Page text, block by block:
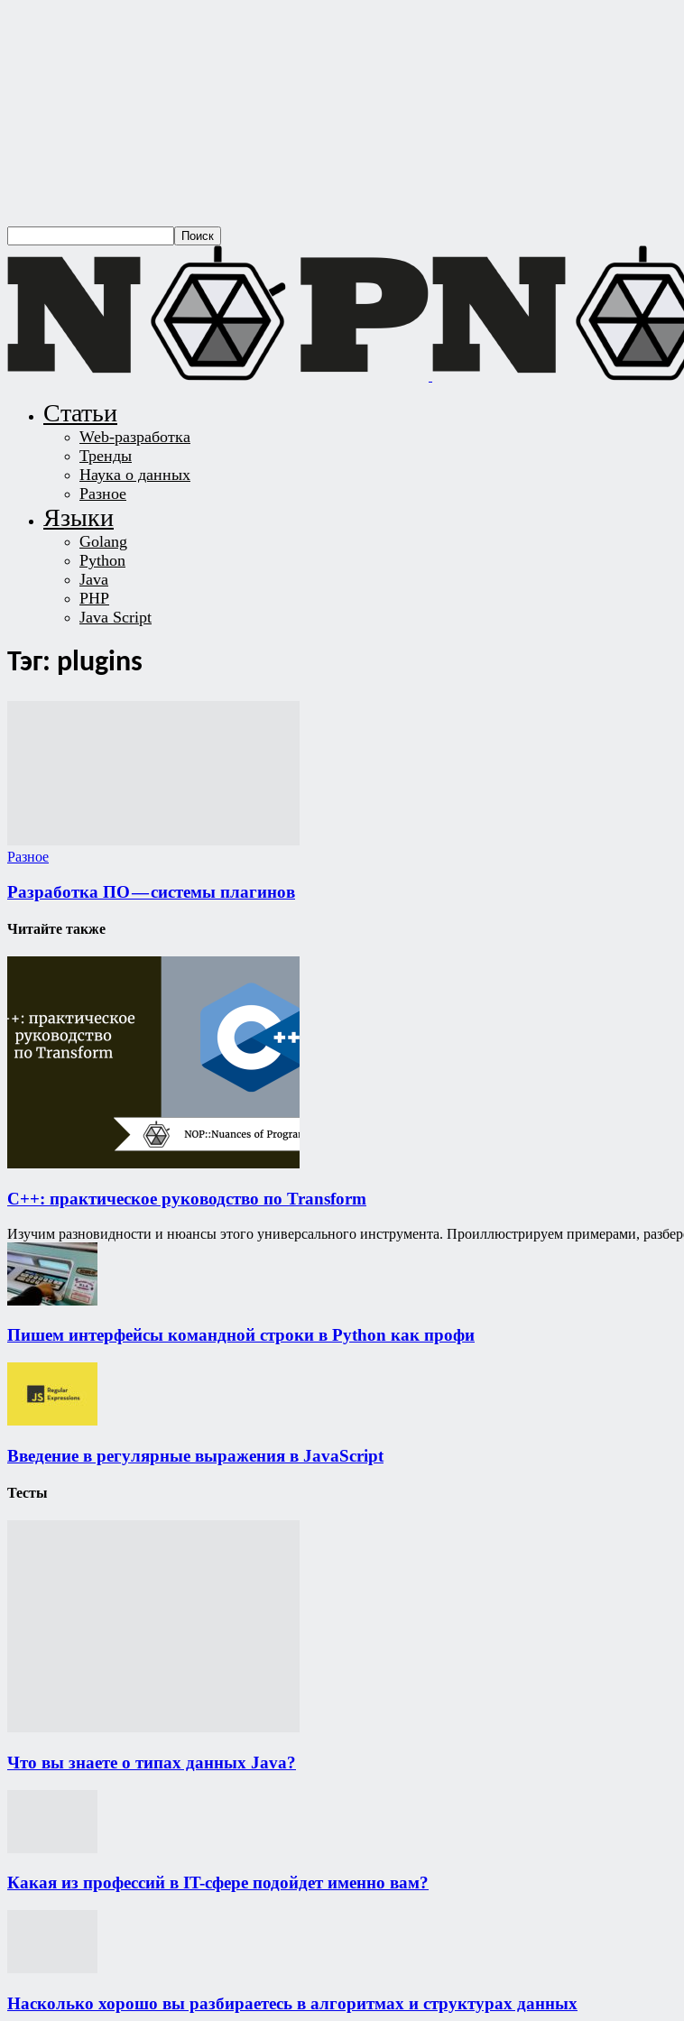
Статьи
Web-разработка
Тренды
Наука о данных
Разное
Языки
Golang
Python
Java
PHP
Java Script
Тэг: plugins
Разное
Разработка ПО — системы плагинов
Читайте также
C++: практическое руководство по Transform
Изучим разновидности и нюансы этого универсального инструмента. Проиллюстрируем примерами,
Пишем интерфейсы командной строки в Python как профи
Введение в регулярные выражения в JavaScript
Тесты
Что вы знаете о типах данных Java?
Какая из профессий в IT-сфере подойдет именно вам?
Насколько хорошо вы разбираетесь в алгоритмах и структурах данных